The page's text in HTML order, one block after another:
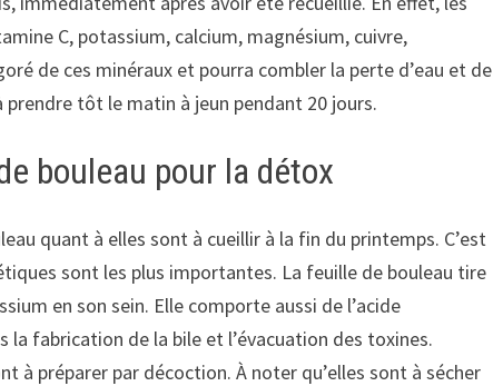
C, potassium, calcium, magnésium, cuivre,
de ces minéraux et pourra combler la perte d’eau et de
tôt le matin à jeun pendant 20 jours.
bouleau pour la détox
quant à elles sont à cueillir à la fin du printemps. C’est
sont les plus importantes. La feuille de bouleau tire
en son sein. Elle comporte aussi de l’acide
fabrication de la bile et l’évacuation des toxines.
à préparer par décoction. À noter qu’elles sont à sécher